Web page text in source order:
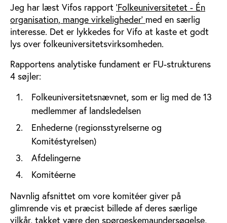
Jeg har læst Vifos rapport 'Folkeuniversitetet - Én
organisation, mange virkeligheder' med en særlig
interesse. Det er lykkedes for Vifo at kaste et godt
lys over folkeuniversitetsvirksomheden.
Rapportens analytiske fundament er FU-strukturens
4 søjler:
Folkeuniversitetsnævnet, som er lig med de 13
medlemmer af landsledelsen
Enhederne (regionsstyrelserne og
Komitéstyrelsen)
Afdelingerne
Komitéerne
Navnlig afsnittet om vore komitéer giver på
glimrende vis et præcist billede af deres særlige
vilkår, takket være den spørgeskemaundersøgelse,